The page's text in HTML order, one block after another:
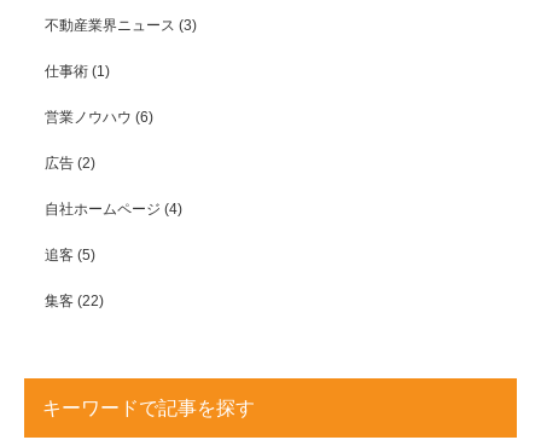
不動産業界ニュース (3)
仕事術 (1)
営業ノウハウ (6)
広告 (2)
自社ホームページ (4)
追客 (5)
集客 (22)
キーワードで記事を探す